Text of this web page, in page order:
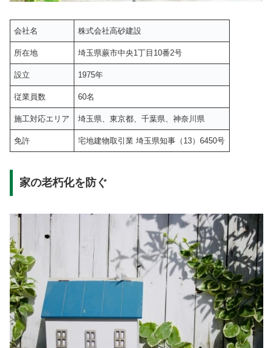
会社名 株式会社高砂建設
所在地 埼玉県蕨市中央1丁目10番2号
設立 1975年
従業員数 60名
施工対応エリア 埼玉県、東京都、千葉県、神奈川県
免許 宅地建物取引業 埼玉県知事（13）6450号
家の老朽化を防ぐ